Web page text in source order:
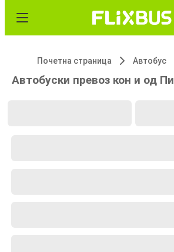
Почетна страница Автобус
Автобуски превоз кон и од